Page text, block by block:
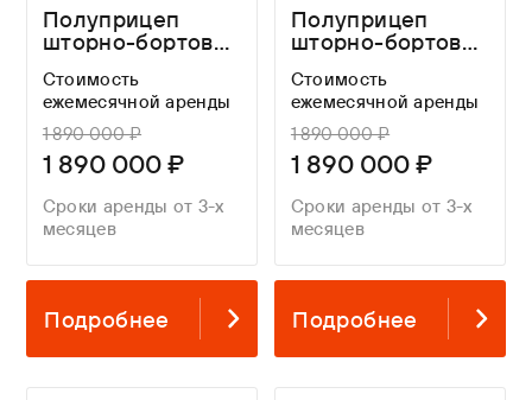
Полуприцеп
шторно-бортовой
закладными, без
ящика, без
коников
Стоимость
ежемесячной аренды
1 890 000 ₽
1 890 000 ₽
Сроки аренды от 3-х
месяцев
Подробнее
Полуприцеп
шторно-бортовой
закладными, без
ящика, без
коников
Стоимость
ежемесячной аренды
1 890 000 ₽
1 890 000 ₽
Сроки аренды от 3-х
месяцев
Подробнее